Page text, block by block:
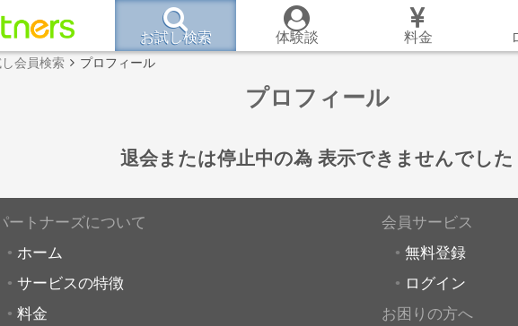
お試し検索 体験談 料金
会員検索 プロフィール
プロフィール
退会または停止中の為 表示できませんでした
ートナーズについて
ホーム
サービスの特徴
料金
会員サービス
無料登録
ログイン
お困りの方へ